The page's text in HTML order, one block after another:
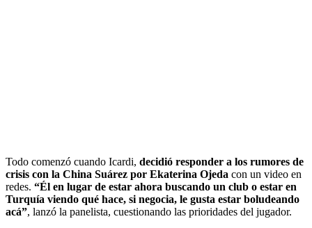
Todo comenzó cuando Icardi, decidió responder a los rumores de
crisis con la China Suárez por Ekaterina Ojeda con un video en
redes. “Él en lugar de estar ahora buscando un club o estar en
Turquía viendo qué hace, si negocia, le gusta estar boludeando
acá”, lanzó la panelista, cuestionando las prioridades del jugador.